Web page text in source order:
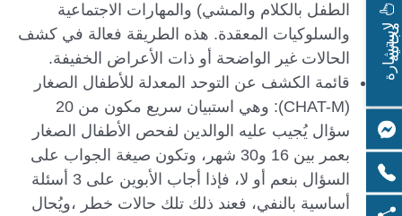
الطفل بالكلام والمشي) والمهارات الاجتماعية
والسلوكيات المعقدة. هذه الطريقة فعالة في كشف
الحالات غير الواضحة أو ذات الأعراض الخفيفة.
قائمة الكشف عن التوحد المعدلة للأطفال الصغار
(CHAT-M): وهي استبيان سريع مكون من 20
سؤال يُجيب عليه الوالدين لفحص الأطفال الصغار
بعمر بين 16 و30 شهر، وتكون صيغة الجواب على
السؤال بنعم أو لا، فإذا أجاب الأبوين على 3 أسئلة
أساسية بالنفي، فعند ذلك تلك حالات خطر ،ويُحال
ل
ا
س
ت
ش
ا
ر
ة
م
ج
ا
ن
ي
ة